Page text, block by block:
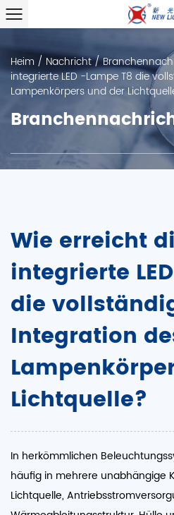
Heim / Nachricht/
integrierte LED -Lampe T8 die
Lampenkörpers und der
Wie erreicht
integrierte
die
Integration
Lichtquelle?
In herkömmlichen
häufig in mehrere unabhängige
Lichtquelle,